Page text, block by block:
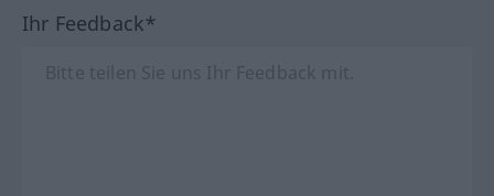
Ihr Feedback*